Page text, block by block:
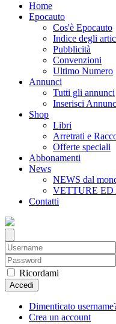
Home
Epocauto
Cos'è Epocauto
Indice degli
Pubblicità
Convenzioni
Ultimo Numero
Annunci
Tutti gli annunci
Inserisci
Shop
Libri
Arretrati e
Offerte speciali
Abbonamenti
News
NEWS dal
VETTURE ED
Contatti
Ricordami
Accedi
Dimenticato
Crea un account